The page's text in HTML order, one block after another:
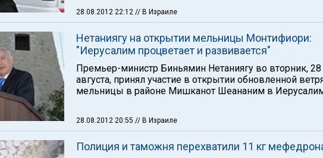
28.08.2012 22:12 // В Израиле
Нетаниягу на открытии мельницы Монтифиори:
"Иерусалим процветает и развивается"
Премьер-министр Биньямин Нетаниягу во вторник, 28
августа, принял участие в открытии обновленной
мельницы в районе Мишканот Шеананим в
28.08.2012 20:55 // В Израиле
Полиция и таможня перехватили 11 кг